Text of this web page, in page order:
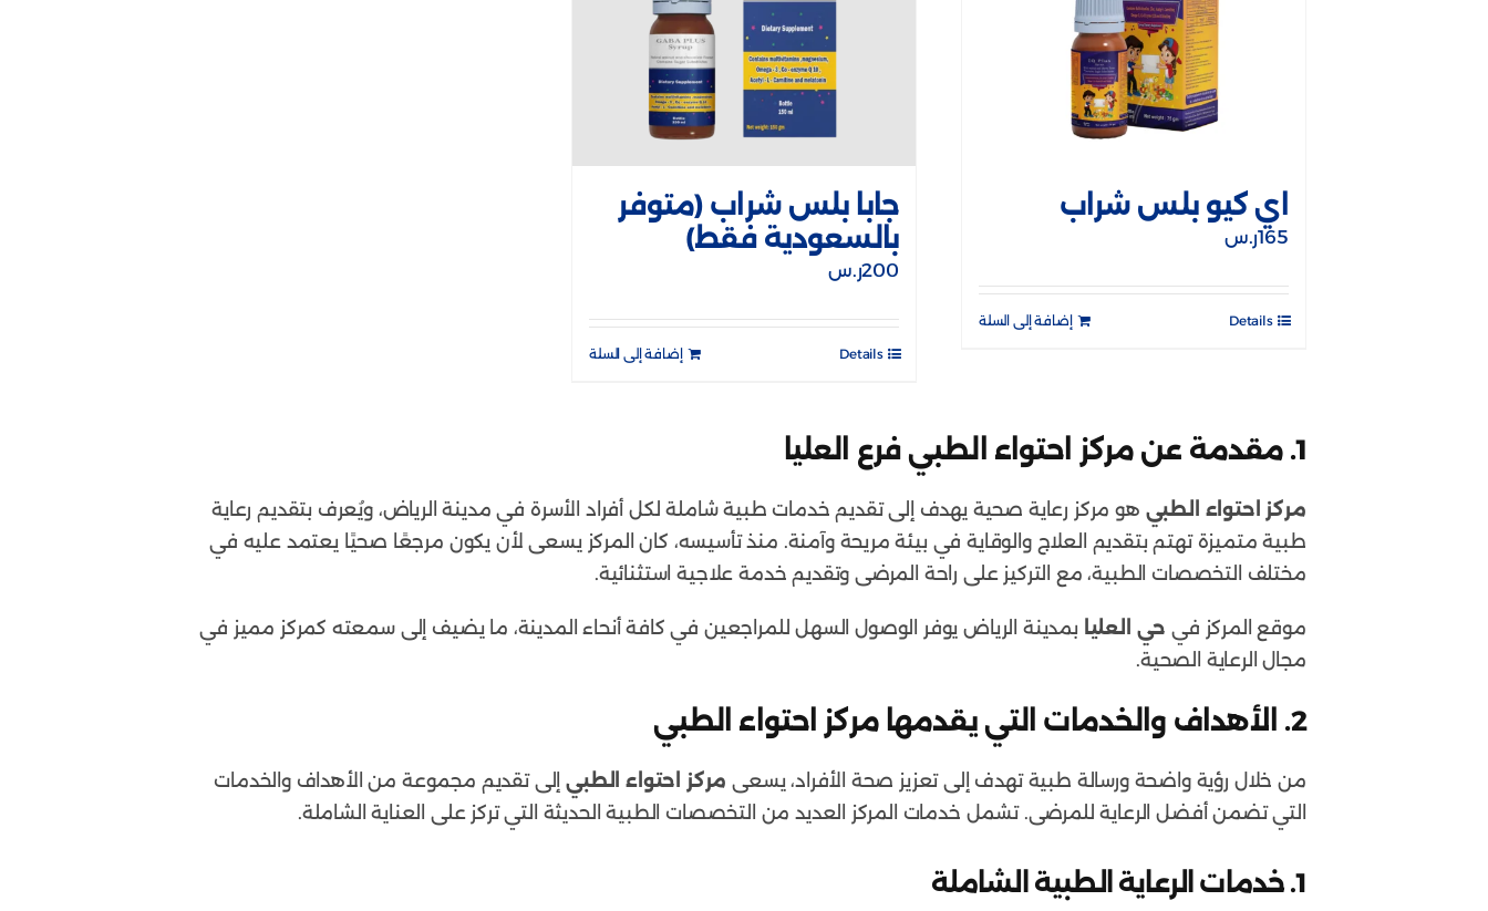
اي كيو بلس شراب
165ر.س
إضافة إلى السلة Details
جابا بلس شراب (متوفر
بالسعودية فقط)
200ر.س
إضافة إلى السلة Details
1. مقدمة عن مركز احتواء الطبي فرع العليا
مركز احتواء الطبي هو مركز رعاية صحية يهدف إلى تقديم خدمات طبية شاملة لكل أفراد الأسرة في مدينة الرياض، ويُعرف بتقديم رعاية
طبية متميزة تهتم بتقديم العلاج والوقاية في بيئة مريحة وآمنة. منذ تأسيسه، كان المركز يسعى لأن يكون مرجعًا صحيًا يعتمد عليه في
مختلف التخصصات الطبية، مع التركيز على راحة المرضى وتقديم خدمة علاجية استثنائية.
موقع المركز في حي العليا بمدينة الرياض يوفر الوصول السهل للمراجعين في كافة أنحاء المدينة، ما يضيف إلى سمعته كمركز مميز في
مجال الرعاية الصحية.
2. الأهداف والخدمات التي يقدمها مركز احتواء الطبي
من خلال رؤية واضحة ورسالة طبية تهدف إلى تعزيز صحة الأفراد، يسعى مركز احتواء الطبيإلى تقديم مجموعة من الأهداف والخدمات
التي تضمن أفضل الرعاية للمرضى. تشمل خدمات المركز العديد من التخصصات الطبية الحديثة التي تركز على العناية الشاملة.
1. خدمات الرعاية الطبية الشاملة